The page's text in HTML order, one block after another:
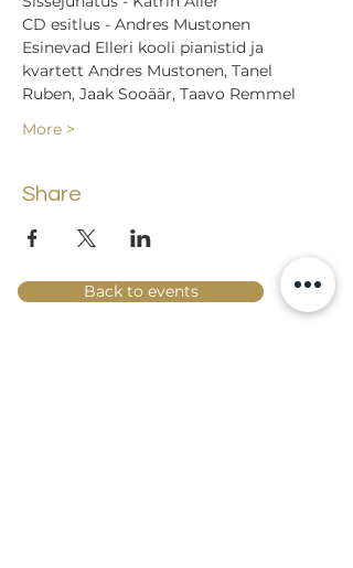
CD esitlus - Andres Mustonen
Esinevad Elleri kooli pianistid ja
kvartett Andres Mustonen, Tanel
Ruben, Jaak Sooäär, Taavo Remmel
More >
Share
Back to events